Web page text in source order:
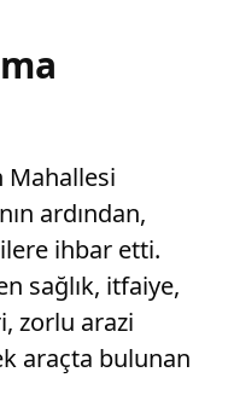
Mahallesi
ardından,
ihbar etti.
sağlık, itfaiye,
zorlu arazi
araçta bulunan